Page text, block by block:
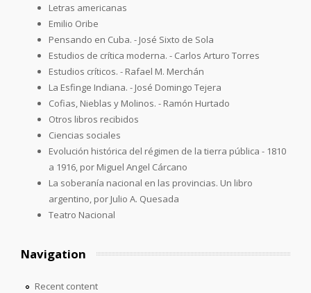
Letras americanas
Emilio Oribe
Pensando en Cuba. - José Sixto de Sola
Estudios de crítica moderna. - Carlos Arturo Torres
Estudios críticos. - Rafael M. Merchán
La Esfinge Indiana. - José Domingo Tejera
Cofias, Nieblas y Molinos. - Ramón Hurtado
Otros libros recibidos
Ciencias sociales
Evolución histórica del régimen de la tierra pública - 1810
a 1916, por Miguel Angel Cárcano
La soberanía nacional en las provincias. Un libro
argentino, por Julio A. Quesada
Teatro Nacional
Navigation
Recent content